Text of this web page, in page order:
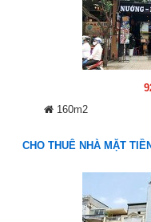
160m2
CHO THUÊ NHÀ MẶT